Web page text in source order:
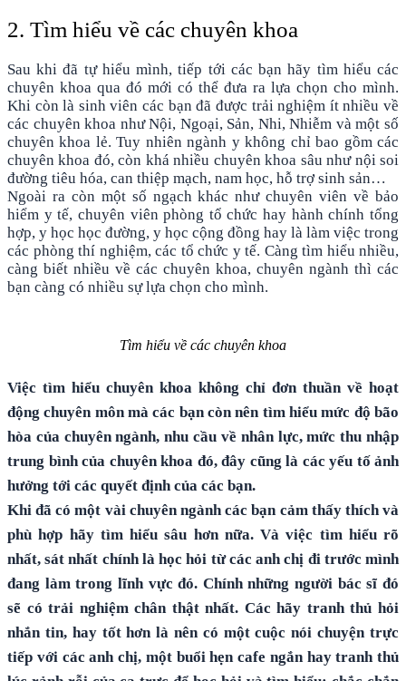
2. Tìm hiểu về các chuyên khoa
Sau khi đã tự hiểu mình, tiếp tới các bạn hãy tìm hiểu các
chuyên khoa qua đó mới có thể đưa ra lựa chọn cho mình.
Khi còn là sinh viên các bạn đã được trải nghiệm ít nhiều về
các chuyên khoa như Nội, Ngoại, Sản, Nhi, Nhiễm và một số
chuyên khoa lẻ. Tuy nhiên ngành y không chỉ bao gồm các
chuyên khoa đó, còn khá nhiều chuyên khoa sâu như nội soi
đường tiêu hóa, can thiệp mạch, nam học, hỗ trợ sinh sản…
Ngoài ra còn một số ngạch khác như chuyên viên về bảo
hiểm y tế, chuyên viên phòng tổ chức hay hành chính tổng
hợp, y học học đường, y học cộng đồng hay là làm việc trong
các phòng thí nghiệm, các tổ chức y tế. Càng tìm hiểu nhiều,
càng biết nhiều về các chuyên khoa, chuyên ngành thì các
bạn càng có nhiều sự lựa chọn cho mình.
Tìm hiểu về các chuyên khoa
Việc tìm hiểu chuyên khoa không chỉ đơn thuần về hoạt
động chuyên môn mà các bạn còn nên tìm hiểu mức độ bão
hòa của chuyên ngành, nhu cầu về nhân lực, mức thu nhập
trung bình của chuyên khoa đó, đây cũng là các yếu tố ảnh
hưởng tới các quyết định của các bạn.
Khi đã có một vài chuyên ngành các bạn cảm thấy thích và
phù hợp hãy tìm hiểu sâu hơn nữa. Và việc tìm hiểu rõ
nhất, sát nhất chính là học hỏi từ các anh chị đi trước mình
đang làm trong lĩnh vực đó. Chính những người bác sĩ đó
sẽ có trải nghiệm chân thật nhất. Các hãy tranh thủ hỏi
nhắn tin, hay tốt hơn là nên có một cuộc nói chuyện trực
tiếp với các anh chị, một buổi hẹn cafe ngắn hay tranh thủ